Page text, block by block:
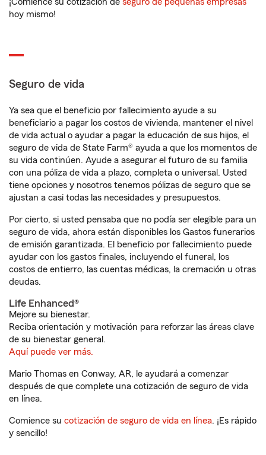
hoy mismo!
Seguro de vida
Ya sea que el beneficio por fallecimiento ayude a su
beneficiario a pagar los costos de vivienda, mantener el nivel
de vida actual o ayudar a pagar la educación de sus hijos, el
seguro de vida de State Farm® ayuda a que los momentos de
su vida continúen. Ayude a asegurar el futuro de su familia
con una póliza de vida a plazo, completa o universal. Usted
tiene opciones y nosotros tenemos pólizas de seguro que se
ajustan a casi todas las necesidades y presupuestos.
Por cierto, si usted pensaba que no podía ser elegible para un
seguro de vida, ahora están disponibles los Gastos funerarios
de emisión garantizada. El beneficio por fallecimiento puede
ayudar con los gastos finales, incluyendo el funeral, los
costos de entierro, las cuentas médicas, la cremación u otras
deudas.
Life Enhanced®
Mejore su bienestar.
Reciba orientación y motivación para reforzar las áreas clave
de su bienestar general.
Aquí puede ver más.
Mario Thomas en Conway, AR, le ayudará a comenzar
después de que complete una cotización de seguro de vida
en línea.
Comience su cotización de seguro de vida en línea. ¡Es rápido
y sencillo!